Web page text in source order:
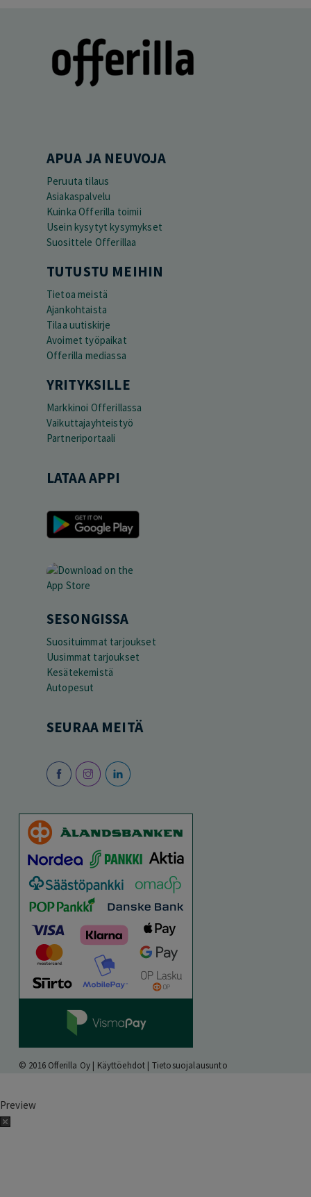
APUA JA NEUVOJA
Peruuta tilaus
Asiakaspalvelu
Kuinka Offerilla toimii
Usein kysytyt kysymykset
Suosittele Offerillaa
TUTUSTU MEIHIN
Tietoa meistä
Ajankohtaista
Tilaa uutiskirje
Avoimet työpaikat
Offerilla mediassa
YRITYKSILLE
Markkinoi Offerillassa
Vaikuttajayhteistyö
Partneriportaali
LATAA APPI
SESONGISSA
Suosituimmat tarjoukset
Uusimmat tarjoukset
Kesätekemistä
Autopesut
SEURAA MEITÄ
© 2016 Offerilla Oy | Käyttöehdot | Tietosuojalausunto
Preview